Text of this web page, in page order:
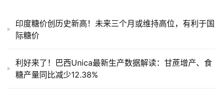
印度糖价创历史新高！未来三个月或维持高位，有利于国
际糖价
利好来了！巴西Unica最新生产数据解读：甘蔗增产、食
糖产量同比减少12.38%